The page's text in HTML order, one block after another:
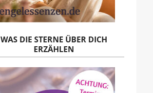
WAS DIE STERNE ÜBER DICH
ERZÄHLEN